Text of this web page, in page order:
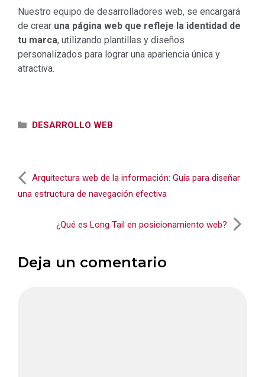
Nuestro equipo de desarrolladores web, se encargará
de crear una página web que refleje la identidad de
tu marca, utilizando plantillas y diseños
personalizados para lograr una apariencia única y
atractiva.
Categorías
DESARROLLO WEB
Arquitectura web de la información: Guía para diseñar
una estructura de navegación efectiva
¿Qué es Long Tail en posicionamiento web?
Deja un comentario